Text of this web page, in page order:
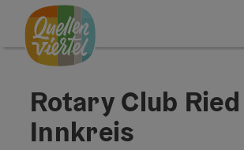
Zum Inhalt
Zur Navigation
Zum Seitenanfang
Rotary Club
Innkreis